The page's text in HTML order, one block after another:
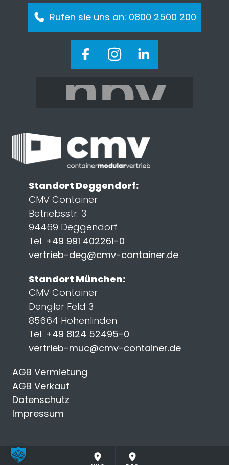
Rufen sie uns an: 0800 2500 200
Standort Deggendorf:
CMV Container
Betriebsstr. 3
94469 Deggendorf
Tel. +49 991 402261-0
vertrieb-deg@cmv-container.de
Standort München:
CMV Container
Dengler Feld 3
85664 Hohenlinden
Tel. +49 8124 52495-0
vertrieb-muc@cmv-container.de
AGB Vermietung
AGB Verkauf
Datenschutz
Impressum